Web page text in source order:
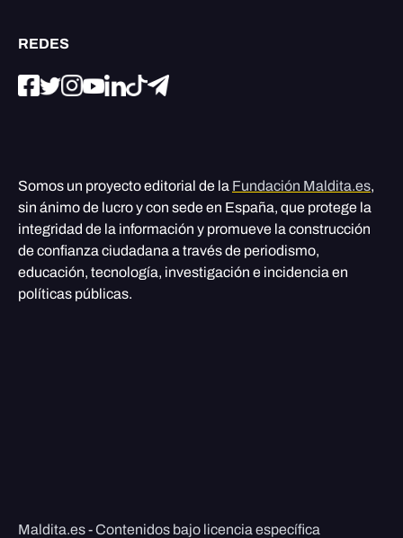
REDES
Somos un proyecto editorial de la Fundación Maldita.es,
sin ánimo de lucro y con sede en España, que protege la
integridad de la información y promueve la construcción
de confianza ciudadana a través de periodismo,
educación, tecnología, investigación e incidencia en
políticas públicas.
Maldita.es - Contenidos bajo licencia específica